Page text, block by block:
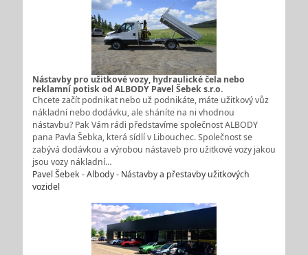
Nástavby pro užitkové vozy, hydraulické čela nebo
reklamní potisk od ALBODY Pavel Šebek s.r.o.
Chcete začít podnikat nebo už podnikáte, máte užitkový vůz
nákladní nebo dodávku, ale sháníte na ni vhodnou
nástavbu? Pak Vám rádi představíme společnost ALBODY
pana Pavla Šebka, která sídlí v Libouchec. Společnost se
zabývá dodávkou a výrobou nástaveb pro užitkové vozy jakou
jsou vozy nákladní…
Pavel Šebek - Albody - Nástavby a přestavby užitkových
vozidel